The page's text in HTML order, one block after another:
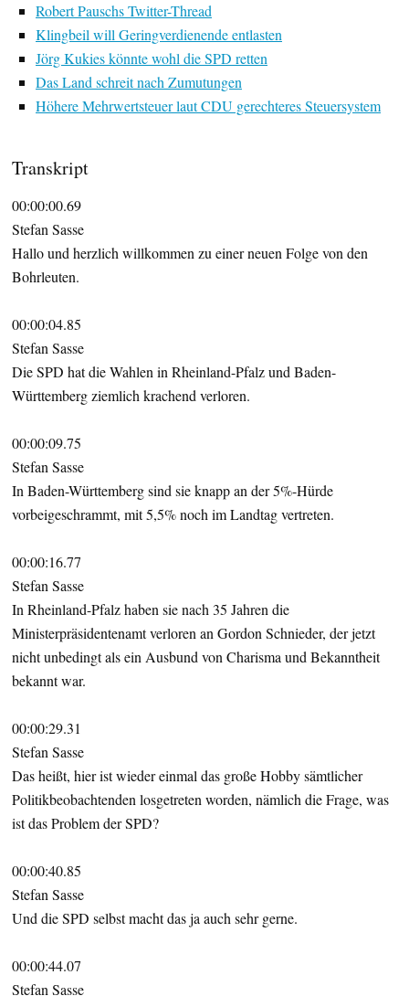
Robert Pauschs Twitter-Thread
Klingbeil will Geringverdienende entlasten
Jörg Kukies könnte wohl die SPD retten
Das Land schreit nach Zumutungen
HöhereMehrwertsteuer laut CDU gerechteres Steuersystem
Transkript
00:00:00.69
Stefan Sasse
Hallo und herzlich willkommen zu einer neuen Folge von den
Bohrleuten.
00:00:04.85
Stefan Sasse
Die SPD hat die Wahlen in Rheinland-Pfalz und Baden-
Württemberg ziemlich krachend verloren.
00:00:09.75
Stefan Sasse
In Baden-Württemberg sind sie knapp an der 5%-Hürde
vorbeigeschrammt, mit 5,5% noch im Landtag vertreten.
00:00:16.77
Stefan Sasse
In Rheinland-Pfalz haben sie nach 35 Jahren die
Ministerpräsidentenamt verloren an Gordon Schnieder, der jetzt
nicht unbedingt als ein Ausbund von Charisma und Bekanntheit
bekannt war.
00:00:29.31
Stefan Sasse
Das heißt, hier ist wieder einmal das große Hobby sämtlicher
Politikbeobachtenden losgetreten worden, nämlich die Frage, was
ist das Problem der SPD?
00:00:40.85
Stefan Sasse
Und die SPD selbst macht das ja auch sehr gerne.
00:00:44.07
Stefan Sasse